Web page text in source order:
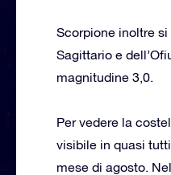
Scorpione inoltre
Sagittario e
magnitudine 3,0.
Per vedere la
visibile in quasi
mese di agosto.